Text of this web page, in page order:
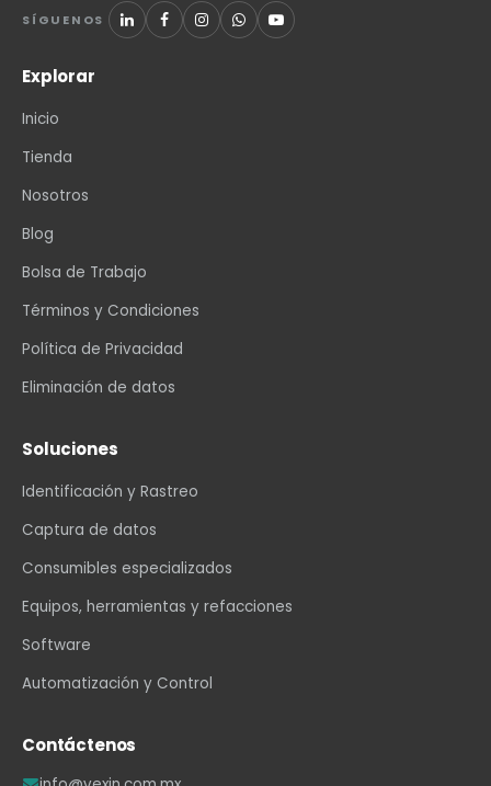
SÍGUENOS
Explorar
Inicio
Tienda
Nosotros
Blog
Bolsa de Trabajo
Términos y Condiciones
Política de Privacidad
Eliminación de datos
Soluciones
Identificación y Rastreo
Captura de datos
Consumibles especializados
Equipos, herramientas y refacciones
Software
Automatización y Control
Contáctenos